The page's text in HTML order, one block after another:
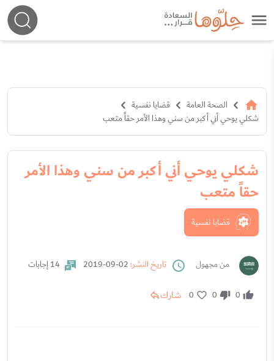
الصحة العامة
قضايا نفسية
شكلي يوحي أني أكبر من سني وهذا الأمر حقاً متعب
شكلي يوحي أني أكبر من سني وهذا الأمر
حقاً متعب
قضايا نفسية
من مجهول تاريخ النشر: 14 إجابات
0
0
0 شارك